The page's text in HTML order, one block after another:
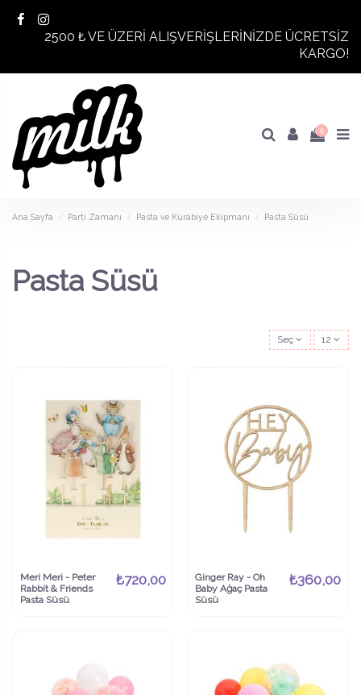
2500 ₺ VE ÜZERİ ALIŞVERİŞLERİNİZDE ÜCRETSİZ
KARGO!
0
Ana Sayfa Parti Zamanı Pasta ve Kurabiye Ekipmanı Pasta Süsü
Pasta Süsü
Seç 12
Meri Meri - Peter
Rabbit & Friends
Pasta Süsü
₺720,00
Ginger Ray - Oh
Baby Ağaç Pasta
Süsü
₺360,00